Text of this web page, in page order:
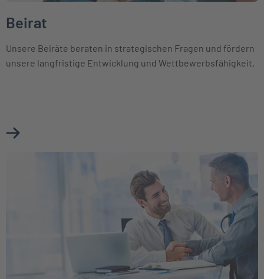
Beirat
Unsere Beiräte beraten in strategischen Fragen und fördern
unsere langfristige Entwicklung und Wettbewerbsfähigkeit.
Mehr über Beirat erfahren